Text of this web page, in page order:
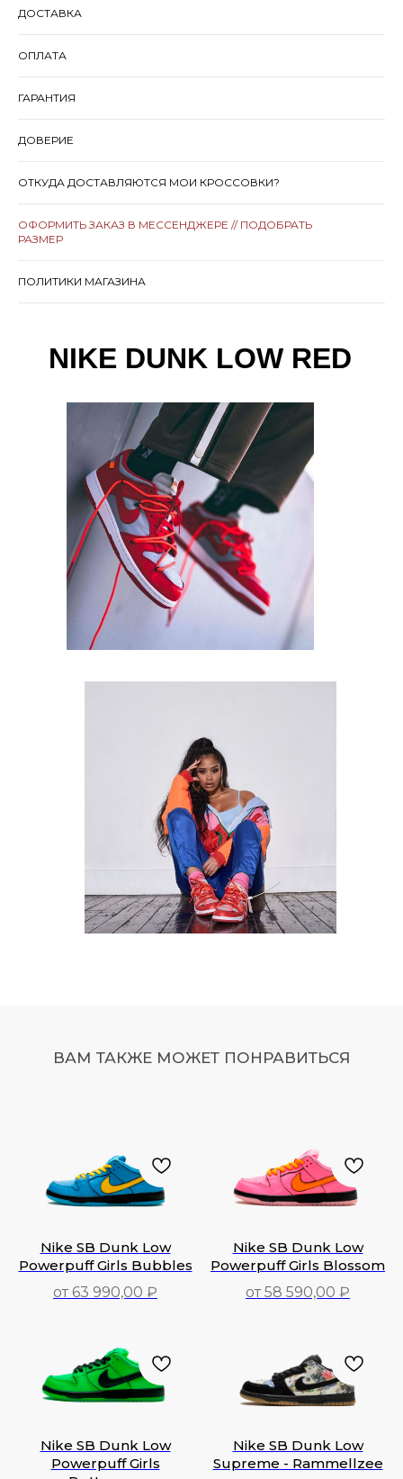
ДОСТАВКА
ОПЛАТА
ГАРАНТИЯ
ДОВЕРИЕ
ОТКУДА ДОСТАВЛЯЮТСЯ МОИ КРОССОВКИ?
ОФОРМИТЬ ЗАКАЗ В МЕССЕНДЖЕРЕ // ПОДОБРАТЬ
РАЗМЕР
ПОЛИТИКИ МАГАЗИНА
NIKE DUNK LOW RED
ВАМ ТАКЖЕ МОЖЕТ ПОНРАВИТЬСЯ
Nike SB Dunk Low
Powerpuff Girls Bubbles
от 63 990,00 ₽
Nike SB Dunk Low
Powerpuff Girls Blossom
от 58 590,00 ₽
Nike SB Dunk Low
Powerpuff Girls
Nike SB Dunk Low
Supreme - Rammellzee